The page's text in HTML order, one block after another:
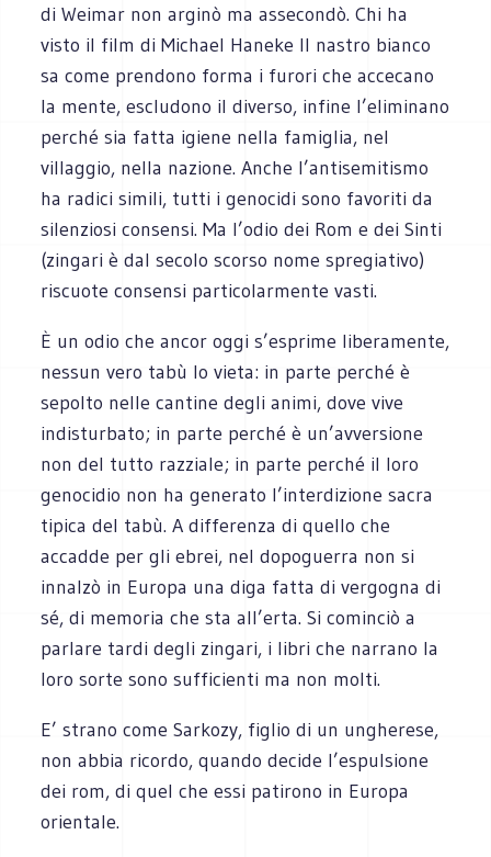
di Weimar non arginò ma assecondò. Chi ha
visto il film di Michael Haneke Il nastro bianco
sa come prendono forma i furori che accecano
la mente, escludono il diverso, infine l’eliminano
perché sia fatta igiene nella famiglia, nel
villaggio, nella nazione. Anche l’antisemitismo
ha radici simili, tutti i genocidi sono favoriti da
silenziosi consensi. Ma l’odio dei Rom e dei Sinti
(zingari è dal secolo scorso nome spregiativo)
riscuote consensi particolarmente vasti.
È un odio che ancor oggi s’esprime liberamente,
nessun vero tabù lo vieta: in parte perché è
sepolto nelle cantine degli animi, dove vive
indisturbato; in parte perché è un’avversione
non del tutto razziale; in parte perché il loro
genocidio non ha generato l’interdizione sacra
tipica del tabù. A differenza di quello che
accadde per gli ebrei, nel dopoguerra non si
innalzò in Europa una diga fatta di vergogna di
sé, di memoria che sta all’erta. Si cominciò a
parlare tardi degli zingari, i libri che narrano la
loro sorte sono sufficienti ma non molti.
E’ strano come Sarkozy, figlio di un ungherese,
non abbia ricordo, quando decide l’espulsione
dei rom, di quel che essi patirono in Europa
orientale.